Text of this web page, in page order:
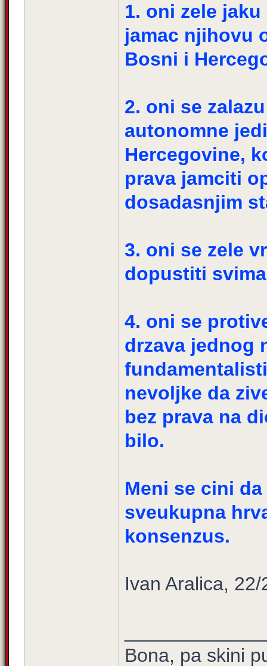
1. oni zele
jamac njihovu
Bosni i
2. oni se
autonomne
Hercegovine,
prava jamciti
dosadasnjim
3. oni se zele
dopustiti
4. oni se
drzava jednog
nevoljke da
bez prava na
bilo.
Meni se cini
sveukupna
konsenzus.
Ivan Aralica,
Bona, pa skini